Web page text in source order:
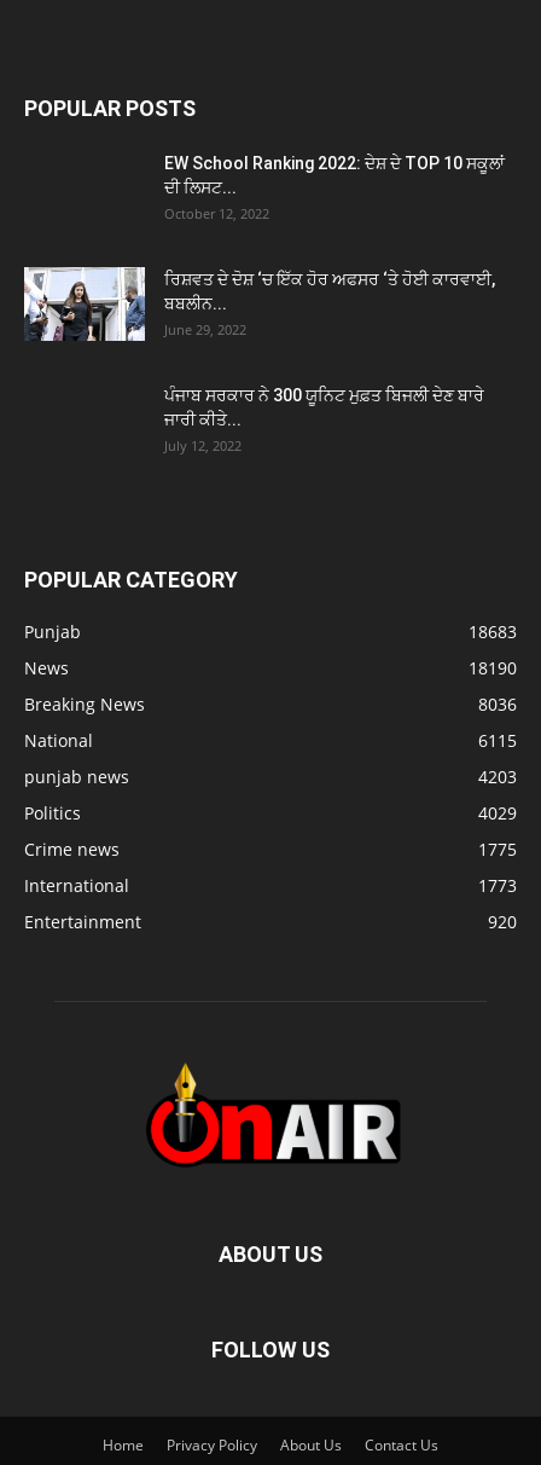
POPULAR POSTS
EW School Ranking 2022: ਦੇਸ਼ ਦੇ TOP 10 ਸਕੂਲਾਂ
ਦੀ ਲਿਸਟ...
October 12, 2022
ਰਿਸ਼ਵਤ ਦੇ ਦੋਸ਼ ‘ਚ ਇੱਕ ਹੋਰ ਅਫਸਰ ‘ਤੇ ਹੋਈ ਕਾਰਵਾਈ,
ਬਬਲੀਨ...
June 29, 2022
ਪੰਜਾਬ ਸਰਕਾਰ ਨੇ 300 ਯੂਨਿਟ ਮੁਫ਼ਤ ਬਿਜਲੀ ਦੇਣ ਬਾਰੇ
ਜਾਰੀ ਕੀਤੇ...
July 12, 2022
POPULAR CATEGORY
Punjab
18683
News
18190
Breaking News
8036
National
6115
punjab news
4203
Politics
4029
Crime news
1775
International
1773
Entertainment
920
ABOUT US
FOLLOW US
Home Privacy Policy About Us Contact Us